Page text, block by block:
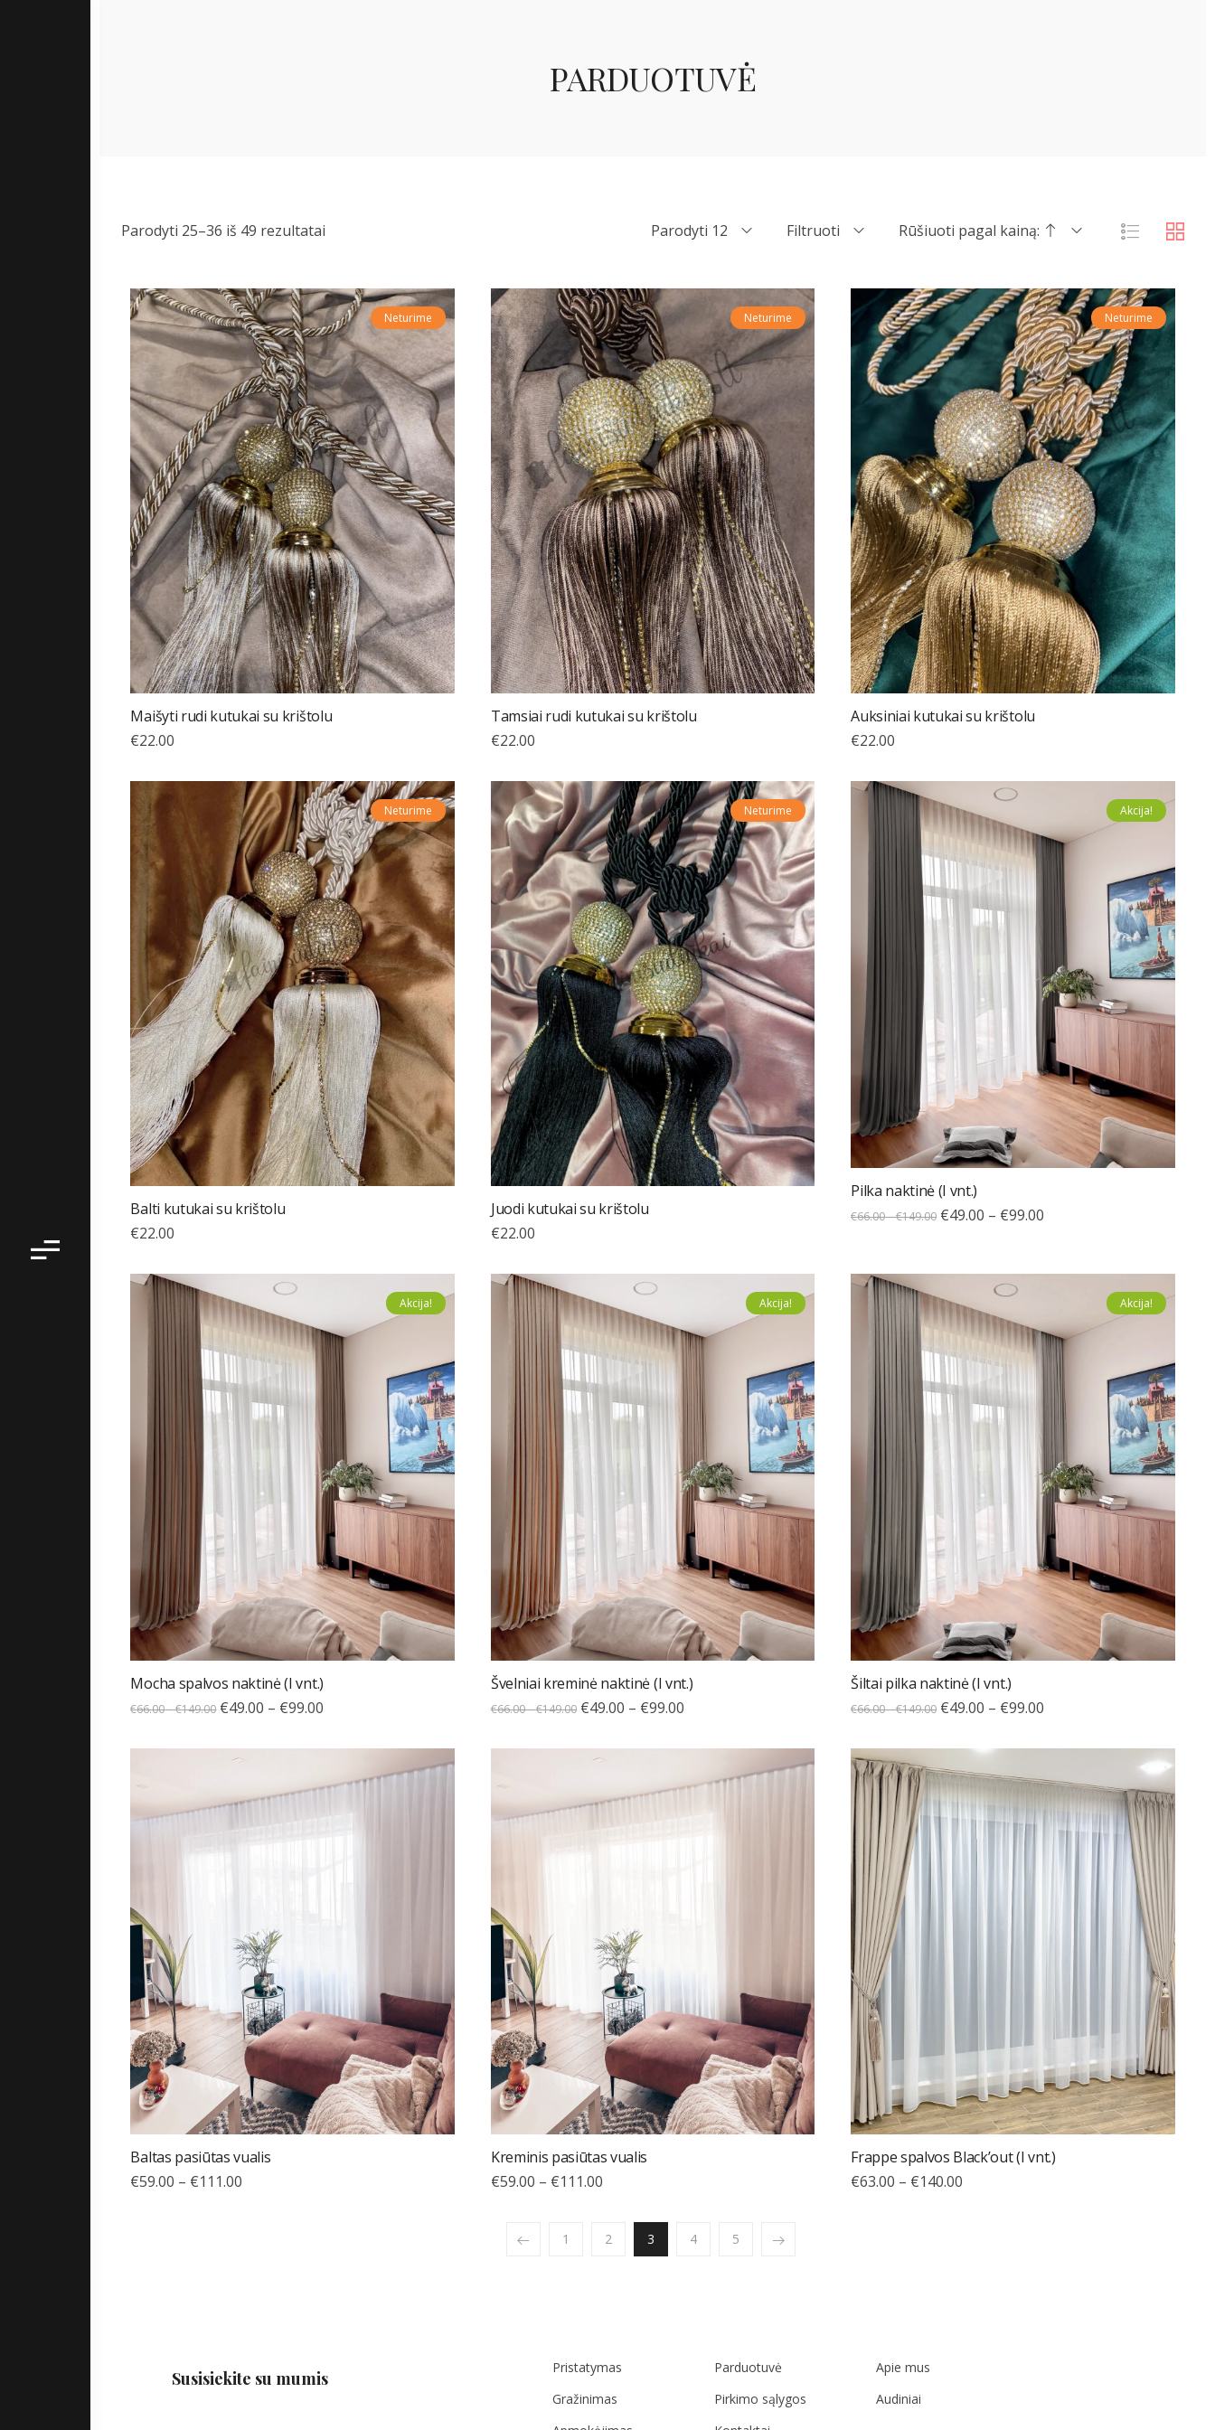
PARDUOTUVĖ
Parodyti 25–36 iš 49 rezultatai Parodyti 12 Filtruoti Rūšiuoti pagal kainą:
Neturime
Maišyti rudi kutukai su krištolu
€22.00
Neturime
Tamsiai rudi kutukai su krištolu
€22.00
Neturime
Auksiniai kutukai su krištolu
€22.00
Neturime
Balti kutukai su krištolu
€22.00
Neturime
Juodi kutukai su krištolu
€22.00
Akcija!
Pilka naktinė (I vnt.)
€66.00–€149.00 €49.00 – €99.00
Akcija!
Mocha spalvos naktinė (I vnt.)
€66.00–€149.00 €49.00 – €99.00
Akcija!
Švelniai kreminė naktinė (I vnt.)
€66.00–€149.00 €49.00 – €99.00
Akcija!
Šiltai pilka naktinė (I vnt.)
€66.00–€149.00 €49.00 – €99.00
Baltas pasiūtas vualis
€59.00 – €111.00
Kreminis pasiūtas vualis
€59.00 – €111.00
Frappe spalvos Black’out (I vnt.)
€63.00 – €140.00
1 2 3 4 5
Susisiekite su mumis
Pristatymas
Gražinimas
Parduotuvė
Pirkimo sąlygos
Apie mus
Audiniai